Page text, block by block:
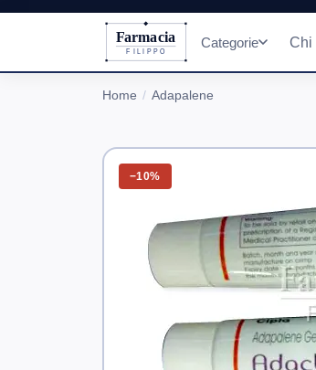
Farmacia
FILIPPO
Categorie Chi
Home Adapalene
−10%